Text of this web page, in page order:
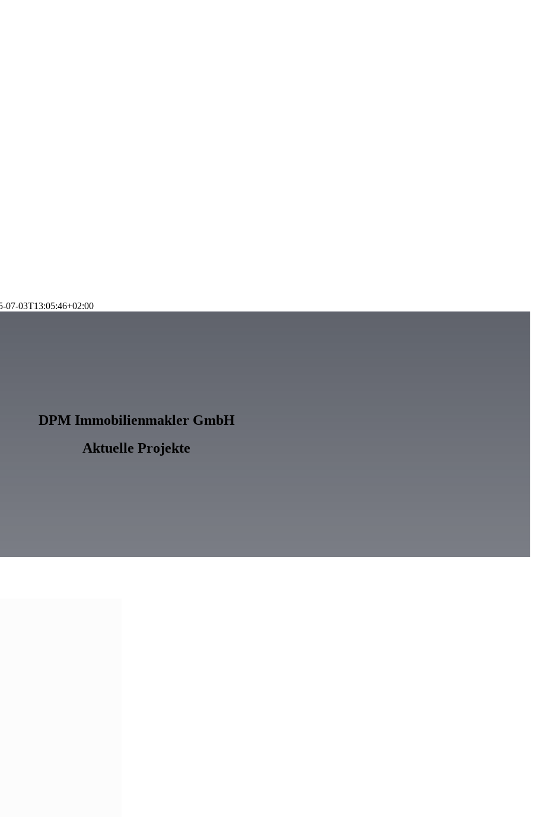
07-03T13:05:46+02:00
DPM Immobilienmakler GmbH
Aktuelle Projekte